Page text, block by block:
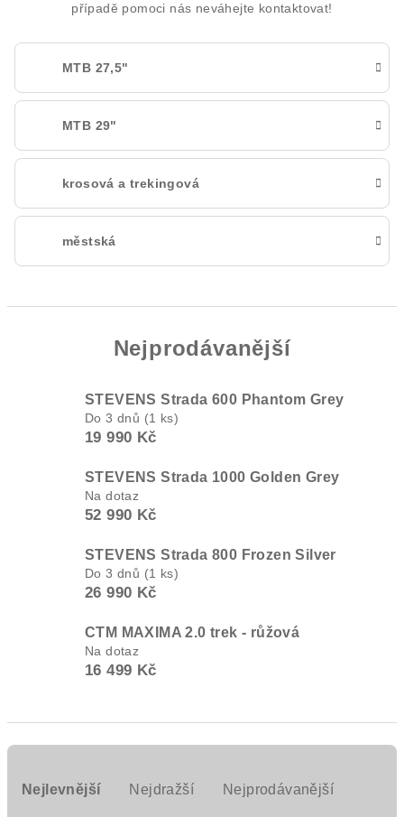
případě pomoci nás neváhejte kontaktovat!
MTB 27,5"
MTB 29"
krosová a trekingová
městská
Nejprodávanější
STEVENS Strada 600 Phantom Grey
Do 3 dnů (1 ks)
19 990 Kč
STEVENS Strada 1000 Golden Grey
Na dotaz
52 990 Kč
STEVENS Strada 800 Frozen Silver
Do 3 dnů (1 ks)
26 990 Kč
CTM MAXIMA 2.0 trek - růžová
Na dotaz
16 499 Kč
Nejlevnější Nejdražší Nejprodávanější